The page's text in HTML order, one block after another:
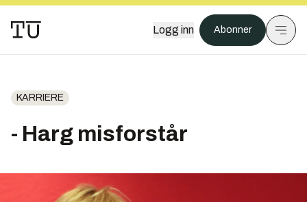
Logg inn Abonner
KARRIERE
- Harg misforstår